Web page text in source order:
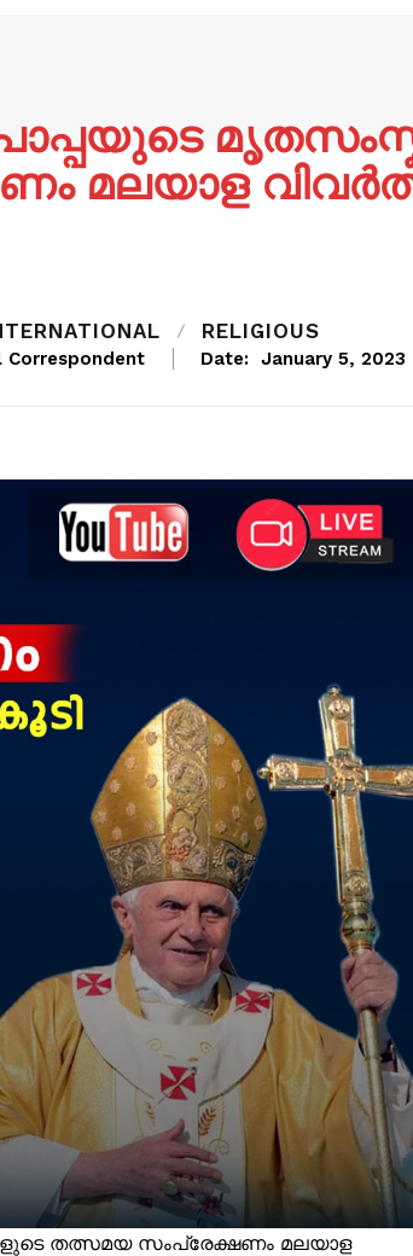
പാപ്പയുടെ
മലയാള
RELIGIOUS
Correspondent Date: January 5, 2023
തത്സമയ സംപ്രേക്ഷണം മലയാള